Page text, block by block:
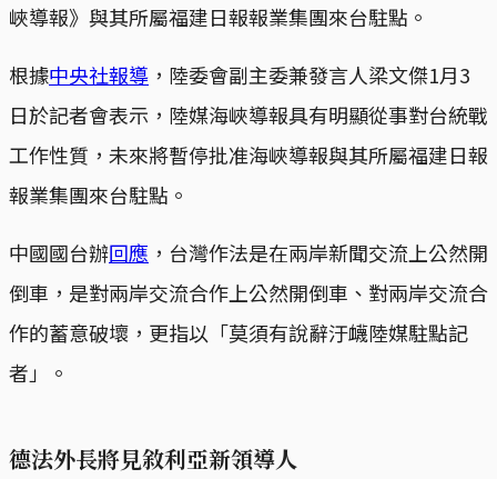
峽導報》與其所屬福建日報報業集團來台駐點。
根據中央社報導 ，陸委會副主委兼發言人梁文傑1月3
日於記者會表示，陸媒海峽導報具有明顯從事對台統戰
工作性質，未來將暫停批准海峽導報與其所屬福建日報
報業集團來台駐點。
中國國台辦回應 ，台灣作法是在兩岸新聞交流上公然開
倒車，是對兩岸交流合作上公然開倒車、對兩岸交流合
作的蓄意破壞，更指以「莫須有說辭汙衊陸媒駐點記
者」。
德法外長將見敘利亞新領導人